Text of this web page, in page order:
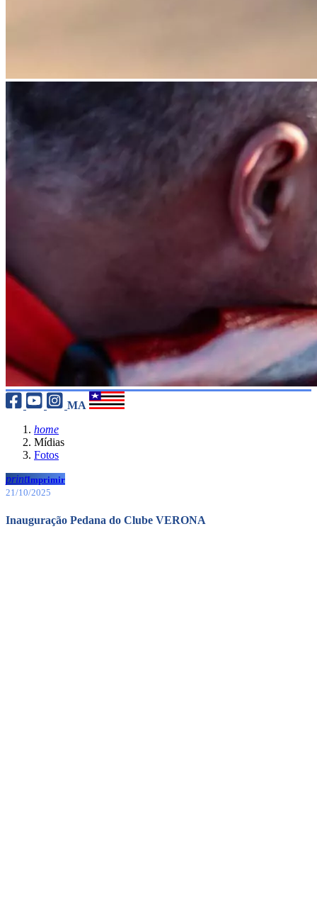
MA
home
Mídias
Fotos
printImprimir
21/10/2025
Inauguração Pedana do Clube VERONA